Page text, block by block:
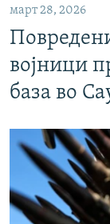
март 28, 2026
војници
база во